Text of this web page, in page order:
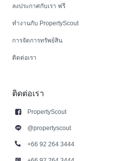
ลงประกาศกับเรา ฟรี
ทำงานกับ PropertyScout
การจัดการทรัพย์สิน
ติดต่อเรา
ติดต่อเรา
PropertyScout
@propertyscout
+66 92 264 3444